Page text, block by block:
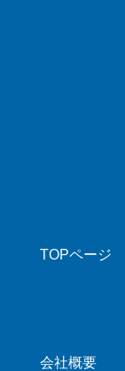
TOPページ
会社概要